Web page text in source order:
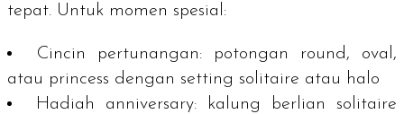
tepat. Untuk momen spesial:
Cincin pertunangan: potongan round , oval,
atau princess dengan setting solitaire atau halo
Hadiah anniversary: kalung berlian solitaire